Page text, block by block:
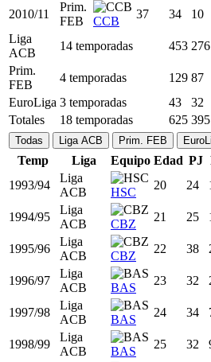
2006/07
Liga
ACB
ALI
33 34 34
2007/08
Prim.
FEB
ALI
27 19
2008/09
Prim.
FEB
CCB
34 27
2009/10
Prim.
FEB
CCB
34 31
2010/11
Prim.
FEB
CCB
37 10
Liga
ACB
14 temporadas
FEB
4 temporadas
3 temporadas
Totales
18 temporadas 625 395
Liga ACB Prim. FEB
Temp Liga Equipo Edad PJ
1993/94
Liga
ACB
HSC
20 24
1994/95
Liga
ACB
CBZ
21 25